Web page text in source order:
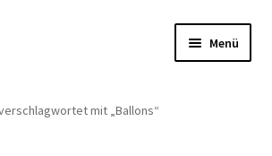
Menü
mit „Ballons“